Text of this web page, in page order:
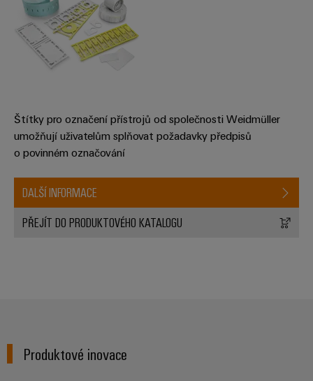
Štítky pro označení přístrojů od společnosti Weidmüller
umožňují uživatelům splňovat požadavky předpisů
o povinném označování
DALŠÍ INFORMACE
PŘEJÍT DO PRODUKTOVÉHO KATALOGU
Produktové inovace